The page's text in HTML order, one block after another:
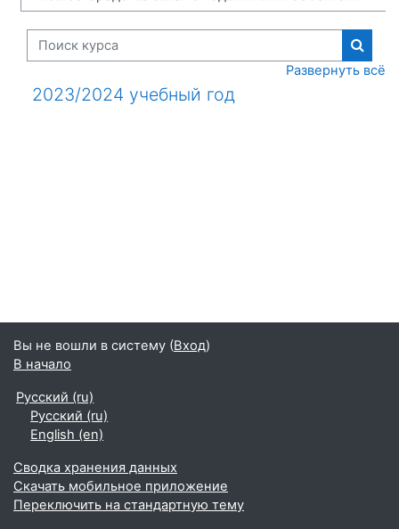
Поиск курса
Поиск
Развернуть всё
2023/2024 учебный год
Вы не вошли в систему (Вход)
В начало
Русский ‎(ru)‎
Русский ‎(ru)‎
English ‎(en)‎
Сводка хранения данных
Скачать мобильное приложение
Переключить на стандартную тему